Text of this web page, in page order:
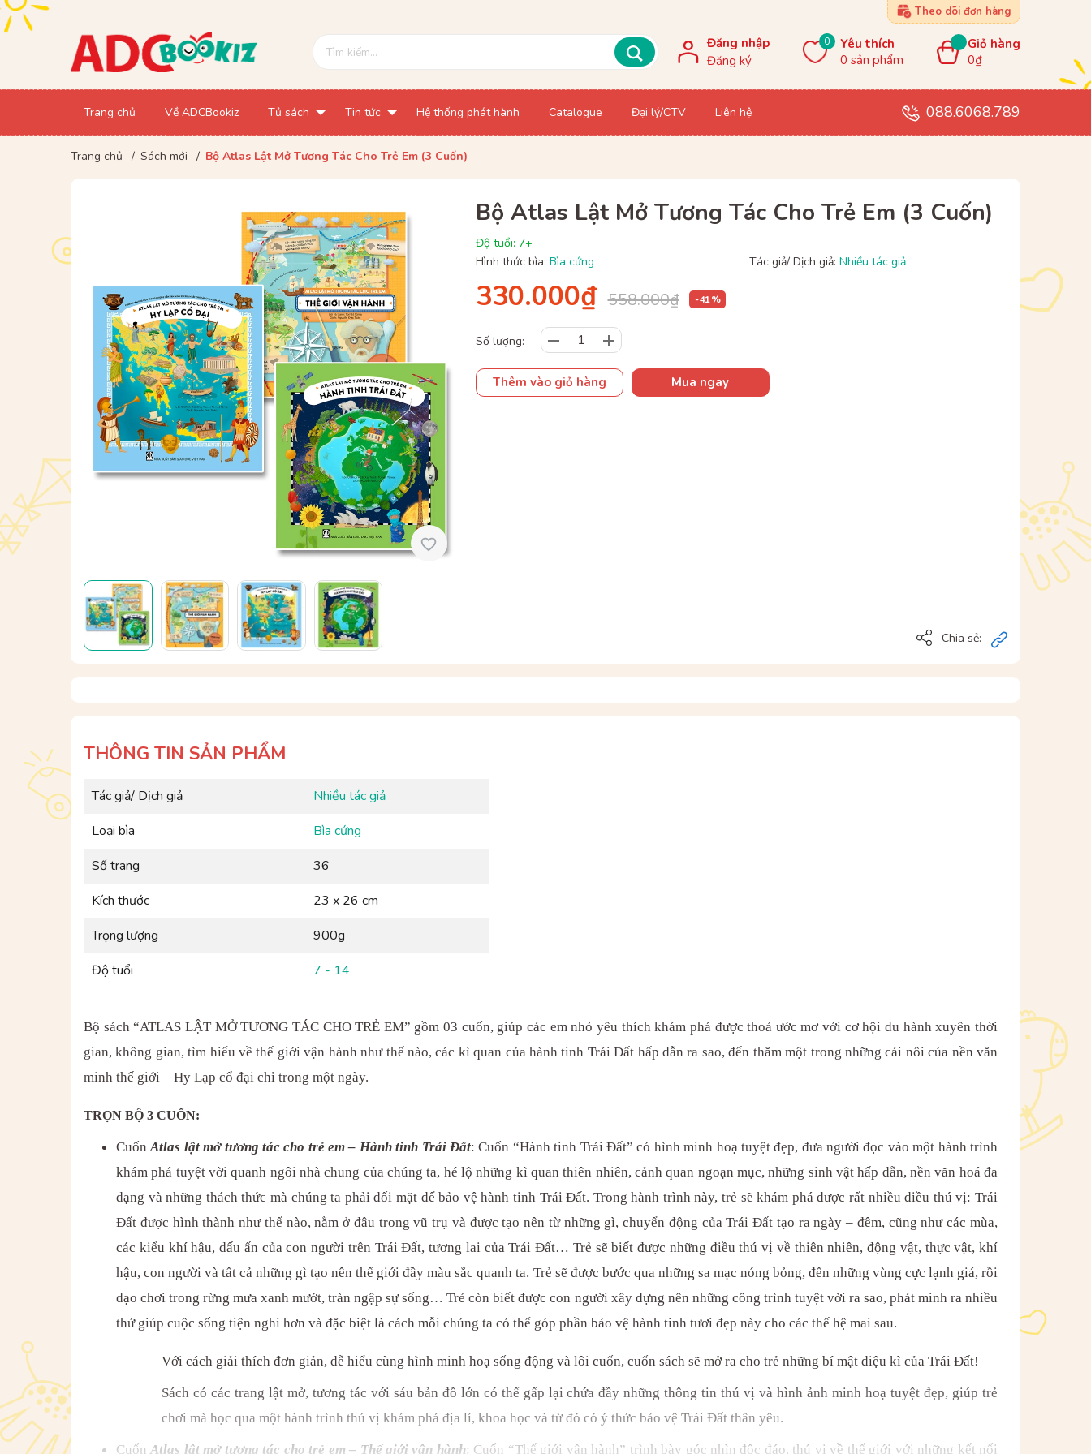
Theo dõi đơn hàng
Đăng nhập
Đăng ký
0
Yêu thích
0 sản phẩm
Giỏ hàng
0₫
Trang chủ Về ADCBookiz Tủ sách Tin tức Hệ thống phát hành Catalogue Đại lý/CTV Liên hệ 088.6068.789
Trang chủ / Sách mới / Bộ Atlas Lật Mở Tương Tác Cho Trẻ Em (3 Cuốn)
Bộ Atlas Lật Mở Tương Tác Cho Trẻ Em (3 Cuốn)
Độ tuổi: 7+
Hình thức bìa: Bìa cứng Tác giả/ Dịch giả:Nhiều tác giả
330.000₫ 558.000₫ - 41 %
Số lượng:
Thêm vào giỏ hàng Mua ngay
Chia sẻ:
THÔNG TIN SẢN PHẨM
Tác giả/ Dịch giả
Nhiều tác giả
Loại bìa
Bìa cứng
Số trang
36
Kích thước
23 x 26 cm
Trọng lượng
900g
Độ tuổi
7 - 14
Bộ sách “ATLAS LẬT MỞ TƯƠNG TÁC CHO TRẺ EM” gồm 03 cuốn, giúp các em nhỏ yêu thích khám phá được thoả ước mơ với cơ hội du hành xuyên thời
gian, không gian, tìm hiểu về thế giới vận hành như thế nào, các kì quan của hành tinh Trái Đất hấp dẫn ra sao, đến thăm một trong những cái nôi của nền văn
minh thế giới – Hy Lạp cổ đại chỉ trong một ngày.
TRỌN BỘ 3 CUỐN:
CuốnAtlas lật mở tương tác cho trẻ em – Hành tinh Trái Đất: Cuốn “Hành tinh Trái Đất” có hình minh hoạ tuyệt đẹp, đưa người đọc vào một hành trình
khám phá tuyệt vời quanh ngôi nhà chung của chúng ta, hé lộ những kì quan thiên nhiên, cảnh quan ngoạn mục, những sinh vật hấp dẫn, nền văn hoá đa
dạng và những thách thức mà chúng ta phải đối mặt để bảo vệ hành tinh Trái Đất. Trong hành trình này, trẻ sẽ khám phá được rất nhiều điều thú vị: Trái
Đất được hình thành như thế nào, nằm ở đâu trong vũ trụ và được tạo nên từ những gì, chuyển động của Trái Đất tạo ra ngày – đêm, cũng như các mùa,
các kiểu khí hậu, dấu ấn của con người trên Trái Đất, tương lai của Trái Đất… Trẻ sẽ biết được những điều thú vị về thiên nhiên, động vật, thực vật, khí
hậu, con người và tất cả những gì tạo nên thế giới đầy màu sắc quanh ta. Trẻ sẽ được bước qua những sa mạc nóng bỏng, đến những vùng cực lạnh giá, rồi
dạo chơi trong rừng mưa xanh mướt, tràn ngập sự sống… Trẻ còn biết được con người xây dựng nên những công trình tuyệt vời ra sao, phát minh ra nhiều
thứ giúp cuộc sống tiện nghi hơn và đặc biệt là cách mỗi chúng ta có thể góp phần bảo vệ hành tinh tươi đẹp này cho các thế hệ mai sau.
Với cách giải thích đơn giản, dễ hiểu cùng hình minh hoạ sống động và lôi cuốn, cuốn sách sẽ mở ra cho trẻ những bí mật diệu kì của Trái Đất!
Sách có các trang lật mở, tương tác với sáu bản đồ lớn có thể gấp lại chứa đầy những thông tin thú vị và hình ảnh minh hoạ tuyệt đẹp, giúp trẻ
chơi mà học qua một hành trình thú vị khám phá địa lí, khoa học và từ đó có ý thức bảo vệ Trái Đất thân yêu.
Cuốn Atlas lật mở tương tác cho trẻ em – Thế giới vận hành: Cuốn “Thế giới vận hành” trình bày góc nhìn độc đáo, thú vị về thế giới với những kết nối